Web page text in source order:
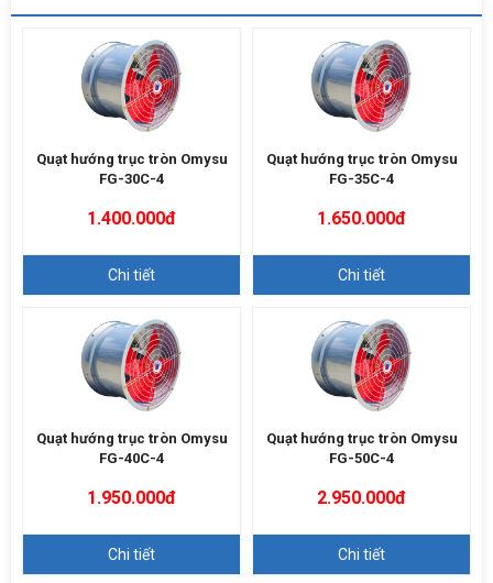
Quạt hướng trục tròn Omysu
FG-30C-4
1.400.000đ
Chi tiết
Quạt hướng trục tròn Omysu
FG-35C-4
1.650.000đ
Chi tiết
Quạt hướng trục tròn Omysu
FG-40C-4
1.950.000đ
Chi tiết
Quạt hướng trục tròn Omysu
FG-50C-4
2.950.000đ
Chi tiết